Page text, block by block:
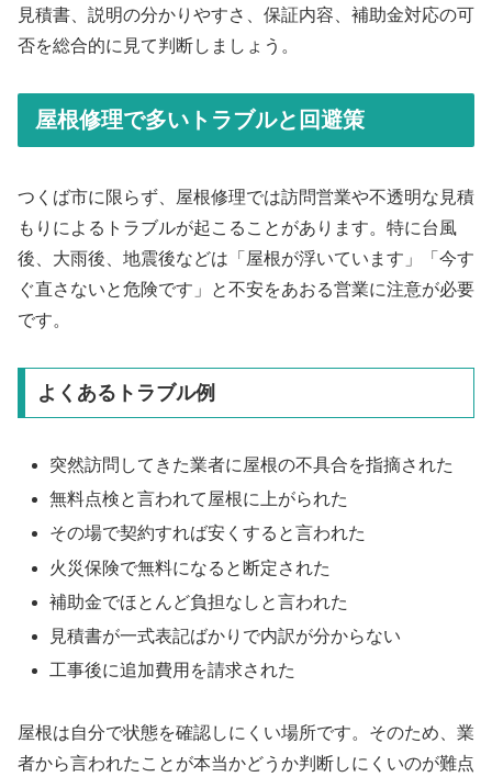
見積書、説明の分かりやすさ、保証内容、補助金対応の可
否を総合的に見て判断しましょう。
屋根修理で多いトラブルと回避策
つくば市に限らず、屋根修理では訪問営業や不透明な見積
もりによるトラブルが起こることがあります。特に台風
後、大雨後、地震後などは「屋根が浮いています」「今す
ぐ直さないと危険です」と不安をあおる営業に注意が必要
です。
よくあるトラブル例
突然訪問してきた業者に屋根の不具合を指摘された
無料点検と言われて屋根に上がられた
その場で契約すれば安くすると言われた
火災保険で無料になると断定された
補助金でほとんど負担なしと言われた
見積書が一式表記ばかりで内訳が分からない
工事後に追加費用を請求された
屋根は自分で状態を確認しにくい場所です。そのため、業
者から言われたことが本当かどうか判断しにくいのが難点